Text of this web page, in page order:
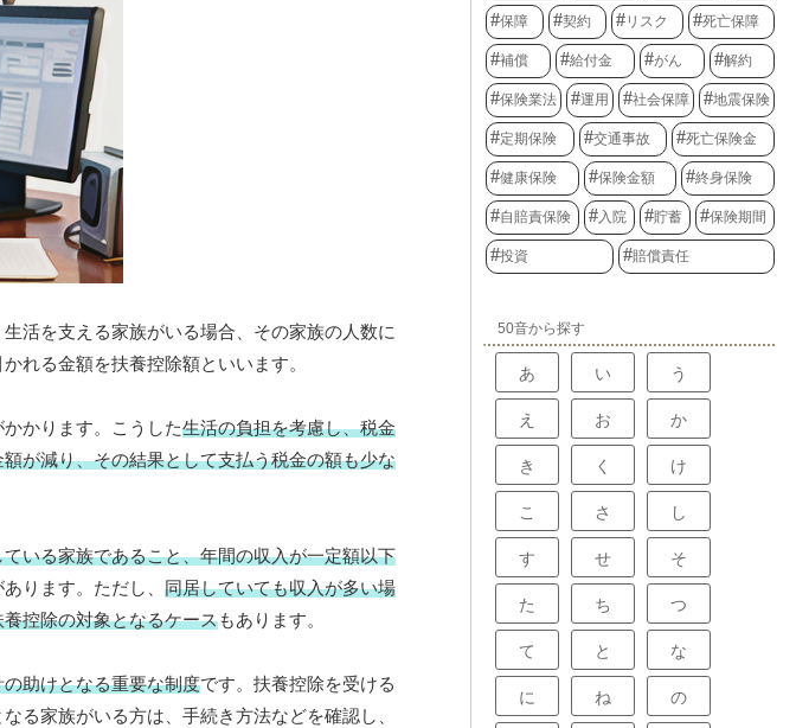
活を支える家族がいる場合、その家族の人数に
れる金額を扶養控除額といいます。
かります。こうした生活の負担を考慮し、税金
が減り、その結果として支払う税金の額も少な
いる家族であること、年間の収入が一定額以下
ります。ただし、 同居していても収入が多い場
控除の対象となるケースもあります。
助けとなる重要な制度です。扶養控除を受ける
る家族がいる方は、手続き方法などを確認し、
保障 契約 リスク 死亡保障
補償 給付金 がん 解約
保険業法 運用 社会保障 地震保険
定期保険 交通事故 死亡保険金
健康保険 保険金額 終身保険
自賠責保険 入院 貯蓄 保険期間
投資 賠償責任
50音から探す
あ い う
え お か
き く け
こ さ し
す せ そ
た ち つ
て と な
に ね の